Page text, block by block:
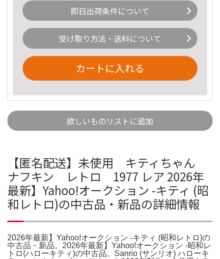
即日出荷条件について
受け取り方法・送料について
カートに入れる
欲しいものリストに追加
【匿名配送】未使用 キティちゃん
ナフキン レトロ 1977 レア 2026年
最新】Yahoo!オークション -キティ (昭
和レトロ)の中古品・新品の詳細情報
2026年最新】Yahoo!オークション -キティ (昭和レトロ)の
中古品・新品。2026年最新】Yahoo!オークション -昭和レ
トロ(ハローキティ)の中古品。Sanrio (サンリオ) ハローキ